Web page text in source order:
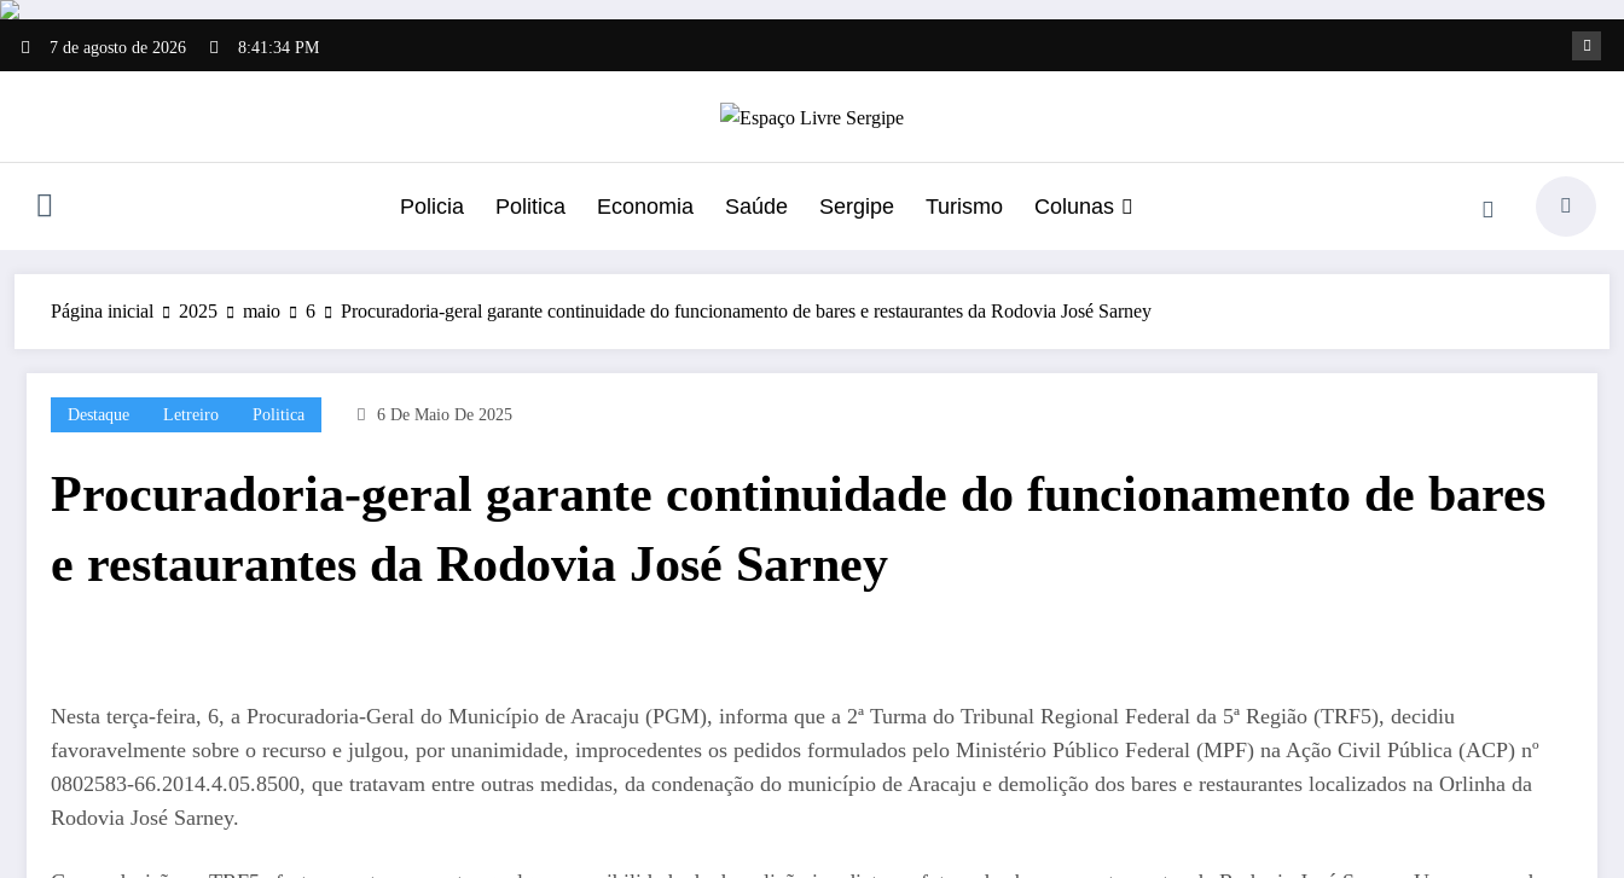
Pular
para
o
7 de agosto de 2026 8:41:35 PM
Policia Politica Economia Saúde Sergipe Turismo Colunas
Página inicial 2025 maio 6 Procuradoria-geral garante continuidade do funcionamento de bares e restaurantes da Rodovia José Sarney
Destaque Letreiro Politica 6 De Maio De 2025
Procuradoria-geral garante continuidade do funcionamento de bares
e restaurantes da Rodovia José Sarney
Nesta terça-feira, 6, a Procuradoria-Geral do Município de Aracaju (PGM), informa que a 2ª Turma do Tribunal Regional Federal da 5ª Região (TRF5), decidiu
favoravelmente sobre o recurso e julgou, por unanimidade, improcedentes os pedidos formulados pelo Ministério Público Federal (MPF) na Ação Civil Pública (ACP) nº
0802583-66.2014.4.05.8500, que tratavam entre outras medidas, da condenação do município de Aracaju e demolição dos bares e restaurantes localizados na Orlinha da
Rodovia José Sarney.